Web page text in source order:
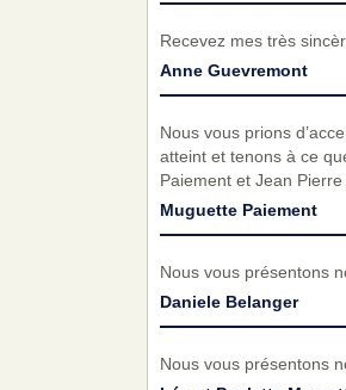
Recevez mes très
Anne Guevremont
Nous vous prions
atteint et tenons à ce
Paiement et Jean Pierre
Muguette Paiement
Nous vous présentons
Daniele Belanger
Nous vous présentons